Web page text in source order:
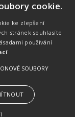
výsledků
zakázku. Lze
na
na
i velkých sportovních
akcí.
cookie.
ke zlepšení
stránek souhlasíte
používání
SOUBORY